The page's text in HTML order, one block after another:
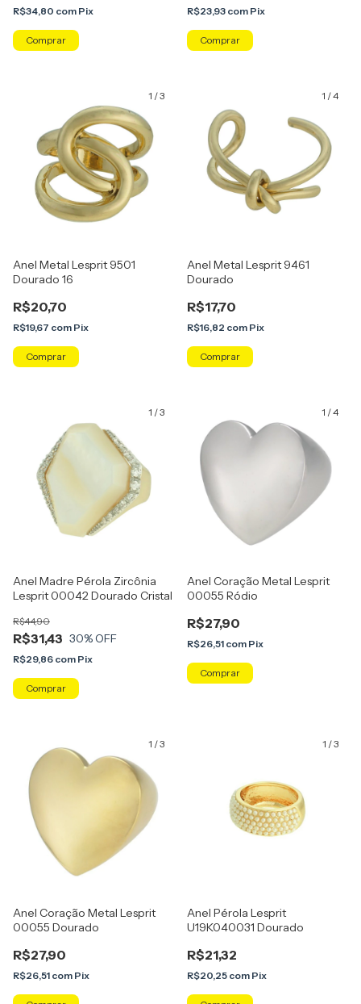
R$34,80 com Pix
Comprar
R$23,93 com Pix
Comprar
1 /3
Anel Metal Lesprit 9501
Dourado 16
R$20,70
R$19,67 com Pix
Comprar
1 /4
Anel Metal Lesprit 9461
Dourado
R$17,70
R$16,82 com Pix
1 /3
Anel Madre Pérola Zircônia
Lesprit 00042 Dourado Cristal
R$31,43
R$44,90
30% OFF
R$29,86 com Pix
Comprar
1 /4
Anel Coração Metal Lesprit
00055 Ródio
R$27,90
R$26,51 com Pix
Comprar
1 /3
Anel Coração Metal Lesprit
00055 Dourado
R$27,90
R$26,51 com Pix
1 /3
Anel Pérola Lesprit
U19K040031 Dourado
R$21,32
R$20,25 com Pix